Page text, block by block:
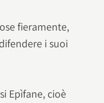
fieramente,
i suoi
Epìfane, cioè